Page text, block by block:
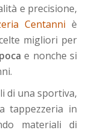
e precisione,
Centanni è
migliori per
e nonche si
di una sportiva,
tappezzeria in
materiali di